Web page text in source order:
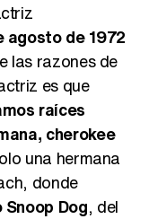
Así se tomó Felipe VI que la Infanta Sofía no quisiera recibir formación militar
agosto de 1972
las razones de
es que
raíces
cherokee
una hermana
donde
Dog, del